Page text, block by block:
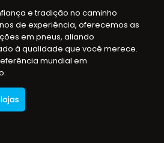
e tradição no caminho
de experiência, oferecemos as
em pneus, aliando
à qualidade que você merece.
mundial em